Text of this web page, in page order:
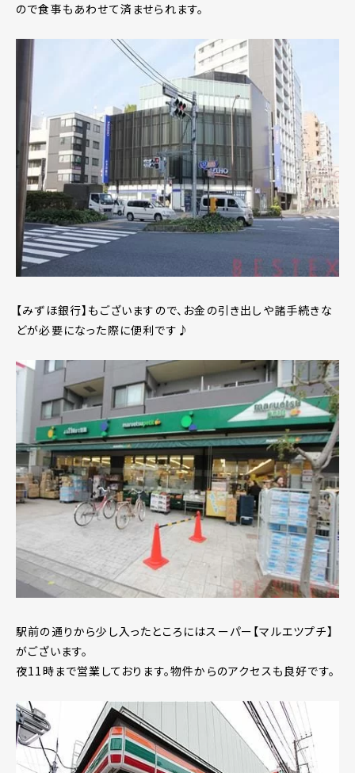
ので食事もあわせて済ませられます。
【みずほ銀行】もございますので、お金の引き出しや諸手続きな
どが必要になった際に便利です♪
駅前の通りから少し入ったところにはスーパー【マルエツプチ】
がございます。
夜11時まで営業しております。物件からのアクセスも良好です。